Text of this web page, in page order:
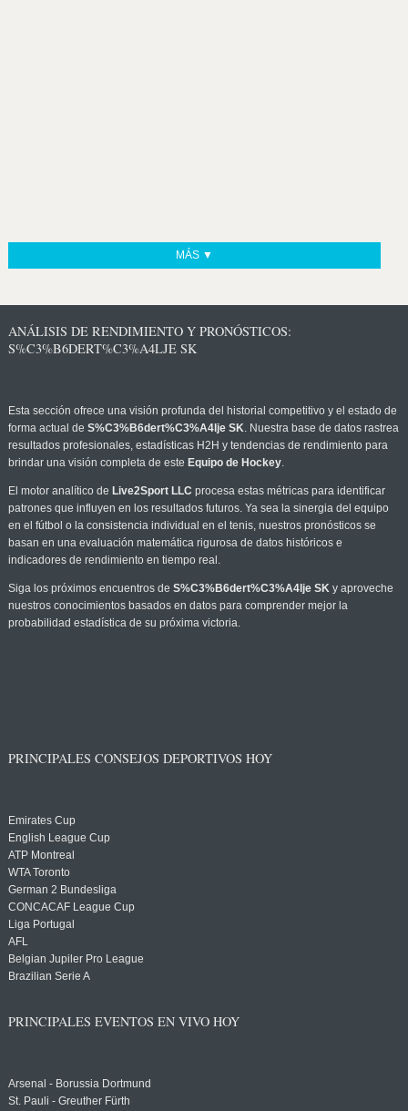
MÁS ▼
ANÁLISIS DE RENDIMIENTO Y PRONÓSTICOS:
S%C3%B6DERT%C3%A4LJE SK
Esta sección ofrece una visión profunda del historial competitivo y el estado de
forma actual de S%C3%B6dert%C3%A4lje SK. Nuestra base de datos rastrea
resultados profesionales, estadísticas H2H y tendencias de rendimiento para
brindar una visión completa de este Equipo de Hockey.
El motor analítico de Live2Sport LLC procesa estas métricas para identificar
patrones que influyen en los resultados futuros. Ya sea la sinergia del equipo
en el fútbol o la consistencia individual en el tenis, nuestros pronósticos se
basan en una evaluación matemática rigurosa de datos históricos e
indicadores de rendimiento en tiempo real.
Siga los próximos encuentros de S%C3%B6dert%C3%A4lje SKy aproveche
nuestros conocimientos basados en datos para comprender mejor la
probabilidad estadística de su próxima victoria.
PRINCIPALES CONSEJOS DEPORTIVOS HOY
Emirates Cup
English League Cup
ATP Montreal
WTA Toronto
German 2 Bundesliga
CONCACAF League Cup
Liga Portugal
AFL
Belgian Jupiler Pro League
Brazilian Serie A
PRINCIPALES EVENTOS EN VIVO HOY
Arsenal - Borussia Dortmund
St. Pauli - Greuther Fürth